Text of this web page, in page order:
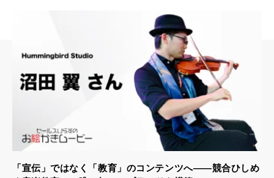
「宣伝」ではなく「教育」のコンテンツへ――競合ひしめ